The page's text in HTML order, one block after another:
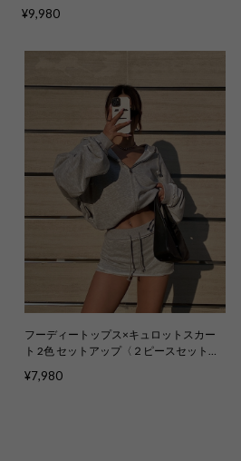
¥9,980
フーディートップス×キュロットスカー
ト 2色 セットアップ〈２ピースセット〉
¥7,980